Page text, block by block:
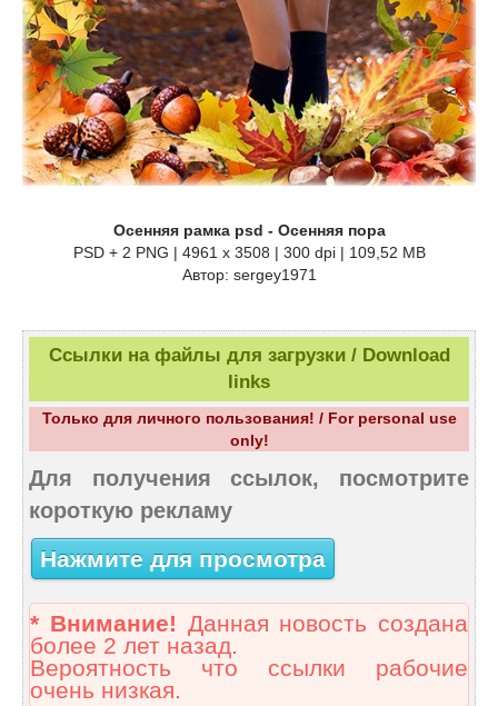
Осенняя рамка psd - Осенняя пора
PSD + 2 PNG | 4961 x 3508 | 300 dpi | 109,52 MB
Автор: sergey1971
Ссылки на файлы для загрузки / Download
links
Только для личного пользования! / For personal use
only!
Для получения ссылок, посмотрите
короткую рекламу
Нажмите для просмотра
* Внимание! Данная новость создана
более 2 лет назад.
Вероятность что ссылки рабочие
очень низкая.